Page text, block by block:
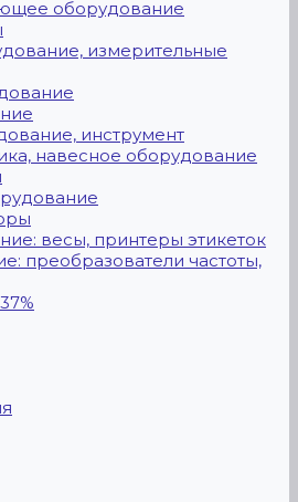
оборудование
измерительные
инструмент
навесное оборудование
весы, принтеры этикеток
преобразователи частоты,